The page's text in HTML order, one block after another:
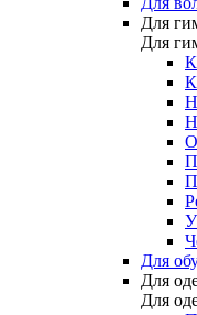
Для
Для
Для
Для
Для